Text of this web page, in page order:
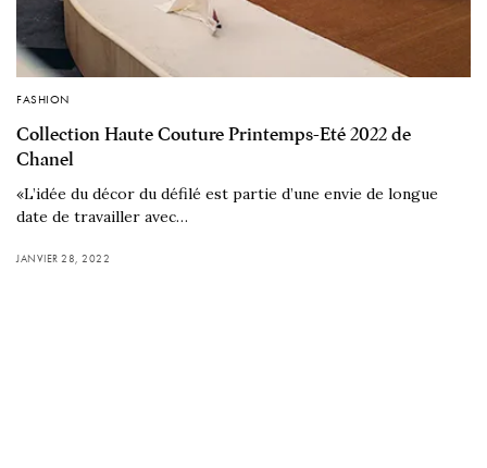
FASHION
Collection Haute Couture Printemps-Eté 2022 de
Chanel
«L’idée du décor du défilé est partie d’une envie de longue
date de travailler avec…
JANVIER 28, 2022